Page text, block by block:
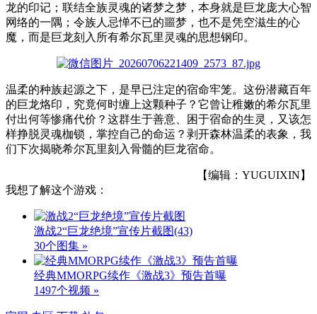
龙的印记；联结全族灵魂的诸梦之梦，本身就是巨龙庞大心智
网络的一隅；令族人忌惮不已的噩梦，也不是凭空滋生的心
魔，而是巨龙刻入所有希尔瓦里灵魂的思想钢印。
温柔的种族起源之下，是早已注定的宿命牢笼。这份潜藏百年
的巨龙烙印，究竟何时缠上这颗种子？它曾让稚嫩的希尔瓦里
付出何等惨痛代价？这群生于善意、困于宿命的生灵，又该怎
样挣脱灵魂枷锁，掌控自己的命运？剥开森林温柔的表象，我
们下次揭晓希尔瓦里刻入骨髓的巨龙宿命。
【编辑：YUGUIXIN】
我想了解这个游戏：
激战2“巨龙绝境”宣传片截图(43)
30个图集 »
经典MMORPG续作《激战3》预告首曝
1497个视频 »